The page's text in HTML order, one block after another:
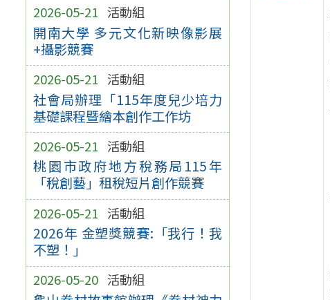
2026-05-21 活動組
開南大學 多元文化新映像影展
+攝影競賽
2026-05-21 活動組
社會局辦理「115年度兒少培力
基礎課程暨繪本創作工作坊
2026-05-21 活動組
桃園市政府地方稅務局115年
「稅創藝」租稅短片創作競賽
2026-05-21 活動組
2026年 金塑獎競賽:「我行！我
不塑！」
2026-05-20 活動組